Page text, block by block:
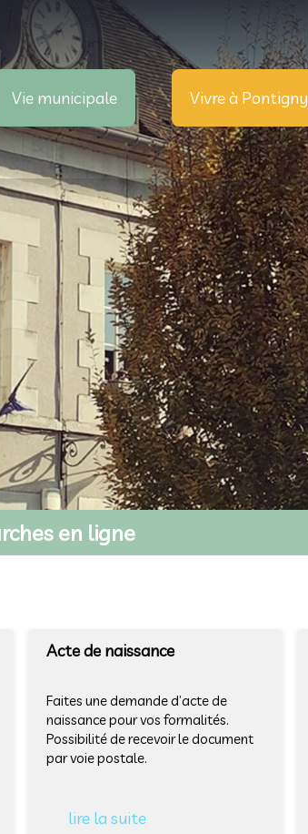
Vie municipale Vivre à Pontigny
en ligne
Acte de naissance
Faites une demande d’acte de
naissance pour vos formalités.
Possibilité de recevoir le document
par voie postale.
lire la suite